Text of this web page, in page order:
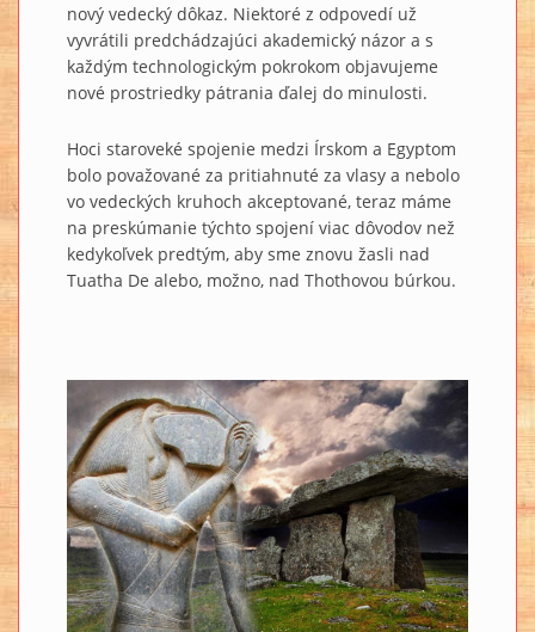
nový vedecký dôkaz. Niektoré z odpovedí už
vyvrátili predchádzajúci akademický názor a s
každým technologickým pokrokom objavujeme
nové prostriedky pátrania ďalej do minulosti.
Hoci staroveké spojenie medzi Írskom a Egyptom
bolo považované za pritiahnuté za vlasy a nebolo
vo vedeckých kruhoch akceptované, teraz máme
na preskúmanie týchto spojení viac dôvodov než
kedykoľvek predtým, aby sme znovu žasli nad
Tuatha De alebo, možno, nad Thothovou búrkou.